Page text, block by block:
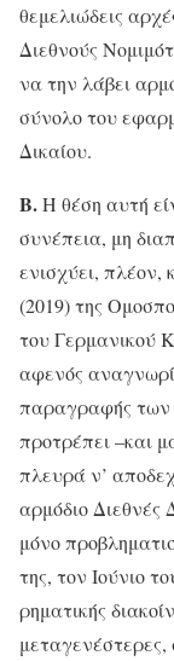
θεμελιώδεις
Διεθνούς
να την λάβει
σύνολο του
Δικαίου.
Β.Η θέση αυτή
συνέπεια, μη
ενισχύει,
(2019) της
του Γερμανικού
αφενός
παραγραφής των
προτρέπει –και
πλευρά ν’
αρμόδιο
μόνο
της, τον Ιούνιο
ρηματικής
μεταγενέστερες,